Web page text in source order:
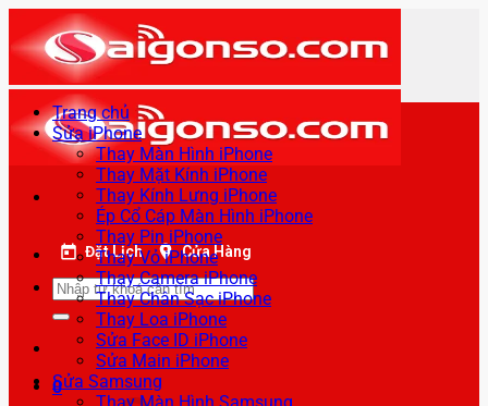
qua
nội
dung
Đặt Lịch Cửa Hàng
Tìm
kiếm:
0
Trang chủ
Sửa iPhone
Thay Màn Hình iPhone
Thay Mặt Kính iPhone
Thay Kính Lưng iPhone
Ép Cổ Cáp Màn Hình iPhone
Thay Pin iPhone
Thay Vỏ iPhone
Thay Camera iPhone
Thay Chân Sạc iPhone
Thay Loa iPhone
Sửa Face ID iPhone
Sửa Main iPhone
Sửa Samsung